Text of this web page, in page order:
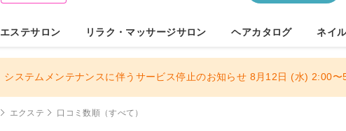
エステサロン リラク・マッサージサロン ヘアカタログ ネイ
システムメンテナンスに伴うサービス停止のお知らせ 8月12日 (水) 2:00〜
エクステ 口コミ数順（すべて）